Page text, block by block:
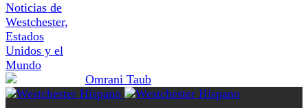
Noticias de
Westchester,
Estados
Unidos y el
Mundo